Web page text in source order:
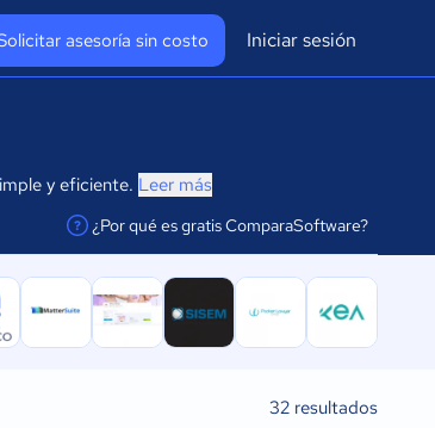
asesoría sin costo Iniciar sesión
Cerrar sesión
y eficiente. Leer más
¿Por qué es gratis ComparaSoftware?
facilitar la conexión
32 resultados